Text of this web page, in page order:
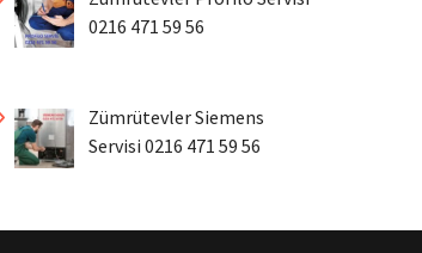
0216 471 59 56
Zümrütevler Siemens
Servisi 0216 471 59 56